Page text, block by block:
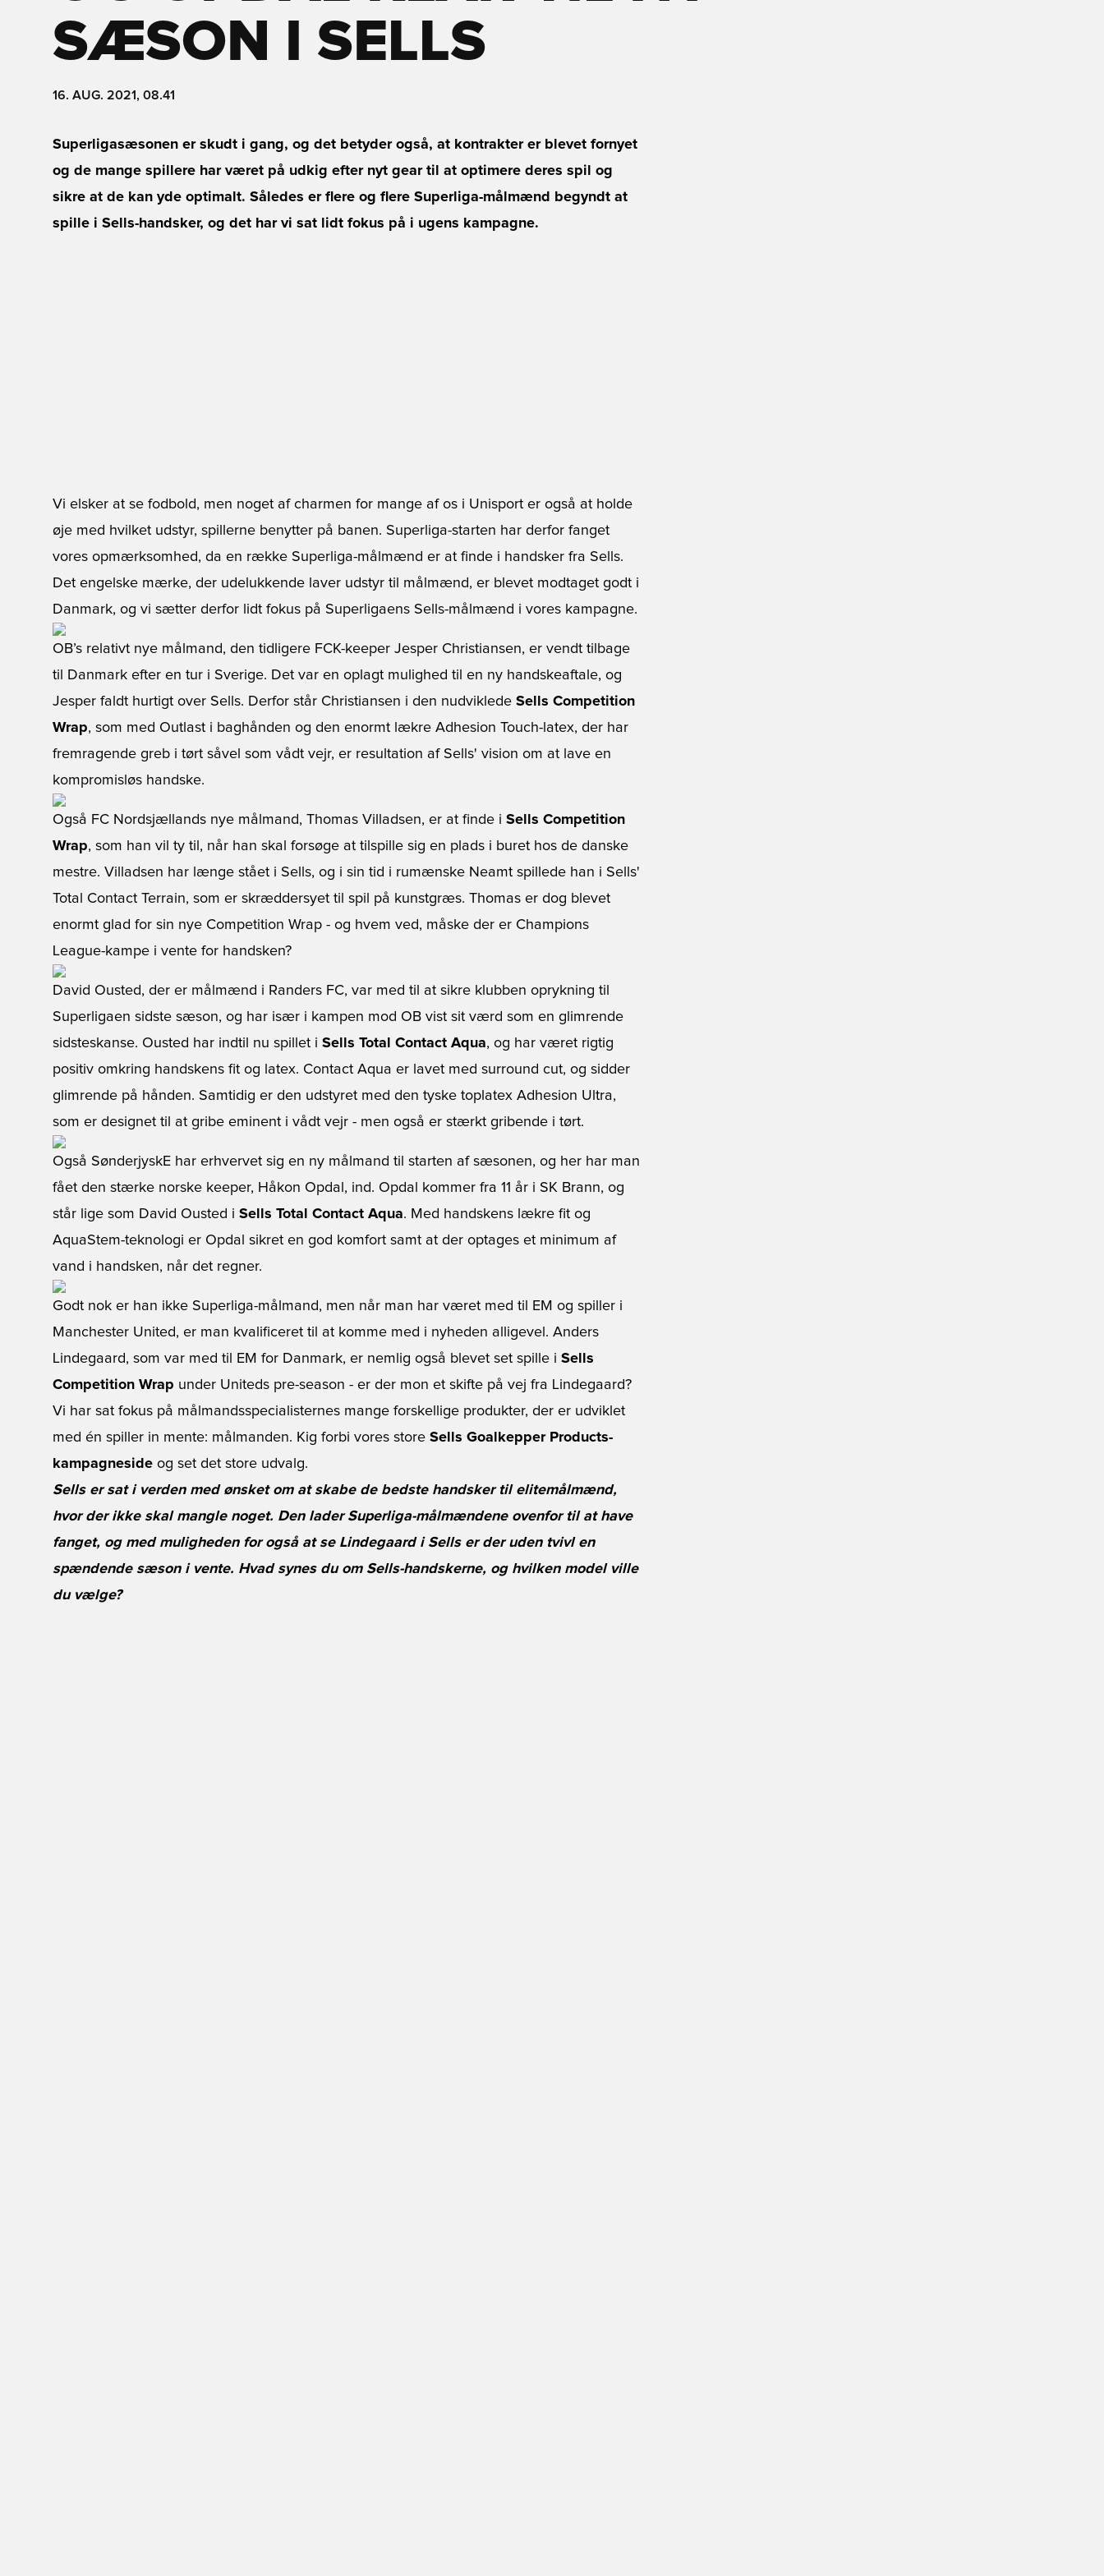
SÆSON I SELLS
16. AUG. 2021, 08.41
Superligasæsonen er skudt i gang, og det betyder også, at kontrakter er blevet fornyet
og de mange spillere har været på udkig efter nyt gear til at optimere deres spil og
sikre at de kan yde optimalt. Således er flere og flere Superliga-målmænd begyndt at
spille i Sells-handsker, og det har vi sat lidt fokus på i ugens kampagne.
Vi elsker at se fodbold, men noget af charmen for mange af os i Unisport er også at holde
øje med hvilket udstyr, spillerne benytter på banen. Superliga-starten har derfor fanget
vores opmærksomhed, da en række Superliga-målmænd er at finde i handsker fra Sells.
Det engelske mærke, der udelukkende laver udstyr til målmænd, er blevet modtaget godt i
Danmark, og vi sætter derfor lidt fokus på Superligaens Sells-målmænd i vores kampagne.
OB’s relativt nye målmand, den tidligere FCK-keeper Jesper Christiansen, er vendt tilbage
til Danmark efter en tur i Sverige. Det var en oplagt mulighed til en ny handskeaftale, og
Jesper faldt hurtigt over Sells. Derfor står Christiansen i den nudviklede Sells Competition
Wrap, som med Outlast i baghånden og den enormt lækre Adhesion Touch-latex, der har
fremragende greb i tørt såvel som vådt vejr, er resultation af Sells' vision om at lave en
kompromisløs handske.
Også FC Nordsjællands nye målmand, Thomas Villadsen, er at finde i Sells Competition
Wrap, som han vil ty til, når han skal forsøge at tilspille sig en plads i buret hos de danske
mestre. Villadsen har længe stået i Sells, og i sin tid i rumænske Neamt spillede han i Sells'
Total Contact Terrain, som er skræddersyet til spil på kunstgræs. Thomas er dog blevet
enormt glad for sin nye Competition Wrap - og hvem ved, måske der er Champions
League-kampe i vente for handsken?
David Ousted, der er målmænd i Randers FC, var med til at sikre klubben oprykning til
Superligaen sidste sæson, og har især i kampen mod OB vist sit værd som en glimrende
sidsteskanse. Ousted har indtil nu spillet i Sells Total Contact Aqua, og har været rigtig
positiv omkring handskens fit og latex. Contact Aqua er lavet med surround cut, og sidder
glimrende på hånden. Samtidig er den udstyret med den tyske toplatex Adhesion Ultra,
som er designet til at gribe eminent i vådt vejr - men også er stærkt gribende i tørt.
Også SønderjyskE har erhvervet sig en ny målmand til starten af sæsonen, og her har man
fået den stærke norske keeper, Håkon Opdal, ind. Opdal kommer fra 11 år i SK Brann, og
står lige som David Ousted i Sells Total Contact Aqua. Med handskens lækre fit og
AquaStem-teknologi er Opdal sikret en god komfort samt at der optages et minimum af
vand i handsken, når det regner.
Godt nok er han ikke Superliga-målmand, men når man har været med til EM og spiller i
Manchester United, er man kvalificeret til at komme med i nyheden alligevel. Anders
Lindegaard, som var med til EM for Danmark, er nemlig også blevet set spille i Sells
Competition Wrap under Uniteds pre-season - er der mon et skifte på vej fra Lindegaard?
Vi har sat fokus på målmandsspecialisternes mange forskellige produkter, der er udviklet
med én spiller in mente: målmanden. Kig forbi vores store Sells Goalkepper Products-
kampagneside og set det store udvalg.
Sells er sat i verden med ønsket om at skabe de bedste handsker til elitemålmænd,
hvor der ikke skal mangle noget. Den lader Superliga-målmændene ovenfor til at have
fanget, og med muligheden for også at se Lindegaard i Sells er der uden tvivl en
spændende sæson i vente. Hvad synes du om Sells-handskerne, og hvilken model ville
du vælge?